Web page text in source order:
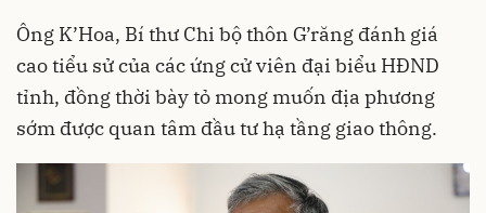
Ông K’Hoa, Bí thư Chi bộ thôn G’răng đánh giá
cao tiểu sử của các ứng cử viên đại biểu HĐND
tỉnh, đồng thời bày tỏ mong muốn địa phương
sớm được quan tâm đầu tư hạ tầng giao thông.